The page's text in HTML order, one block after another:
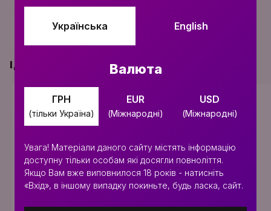
ІДЕАЛЬНО ДО ЦЬОГО ТОВАРУ
Українська English
Валюта
ГРН
(тільки Україна)
EUR
(Міжнародні)
USD
(Міжнародні)
Увага! Матеріали даного сайту містять інформацію
доступну тільки особам які досягли повноліття.
Якщо Вам вже виповнилося 18 років - натисніть
«Вхід», в іншому випадку покиньте, будь ласка, сайт.